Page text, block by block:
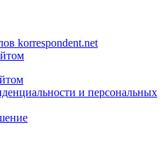
korrespondent.net
и персональных